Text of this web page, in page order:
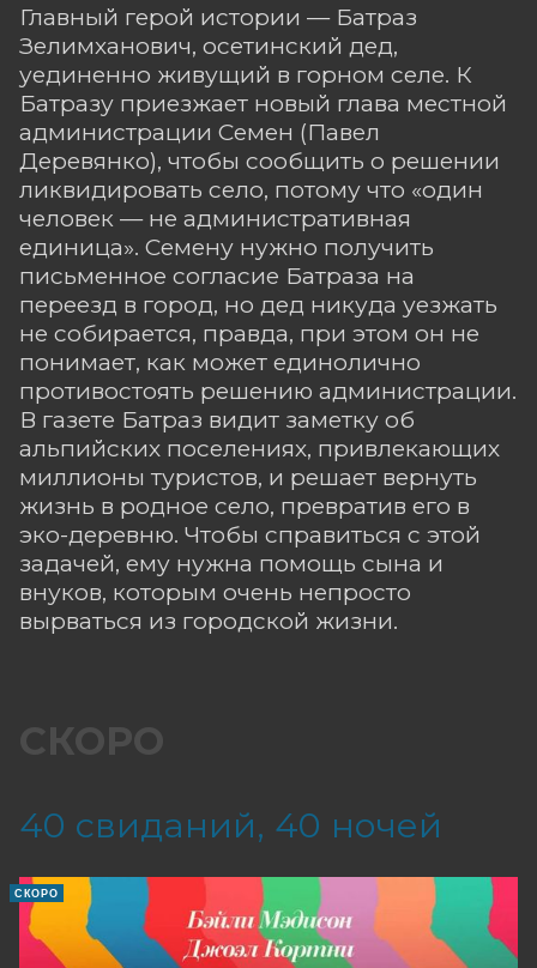
Главный герой истории — Батраз
Зелимханович, осетинский дед,
уединенно живущий в горном селе. К
Батразу приезжает новый глава местной
администрации Семен (Павел
Деревянко), чтобы сообщить о решении
ликвидировать село, потому что «один
человек — не административная
единица». Семену нужно получить
письменное согласие Батраза на
переезд в город, но дед никуда уезжать
не собирается, правда, при этом он не
понимает, как может единолично
противостоять решению администрации.
В газете Батраз видит заметку об
альпийских поселениях, привлекающих
миллионы туристов, и решает вернуть
жизнь в родное село, превратив его в
эко-деревню. Чтобы справиться с этой
задачей, ему нужна помощь сына и
внуков, которым очень непросто
вырваться из городской жизни.
СКОРО
40 свиданий, 40 ночей
СКОРО